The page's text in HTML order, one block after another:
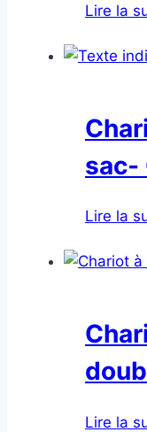
Lire la
sac-
Lire la
Lire la